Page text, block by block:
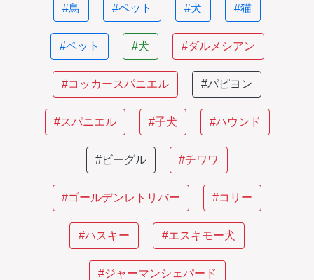
#鳥 #ペット #犬 #猫
#ペット #犬 #ダルメシアン
#コッカースパニエル #パピヨン
#スパニエル #子犬 #ハウンド
#ビーグル #チワワ
#ゴールデンレトリバー #コリー
#ハスキー #エスキモー犬
#ジャーマンシェパード